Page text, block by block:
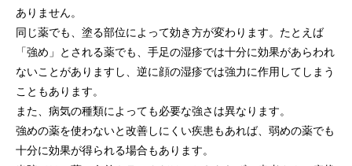
ありません。
同じ薬でも、塗る部位によって効き方が変わります。たとえば
「強め」とされる薬でも、手足の湿疹では十分に効果があらわれ
ないことがありますし、逆に顔の湿疹では強力に作用してしまう
こともあります。
また、病気の種類によっても必要な強さは異なります。
強めの薬を使わないと改善しにくい疾患もあれば、弱めの薬でも
十分に効果が得られる場合もあります。